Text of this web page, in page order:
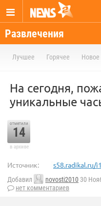
Развлечения
Лучшее Горячее Новое
На сегодня,
уникальные
отметили
14
в архиве
Источник: s58.radikal.ru/
Добавил novosti2010 30
нет комментариев